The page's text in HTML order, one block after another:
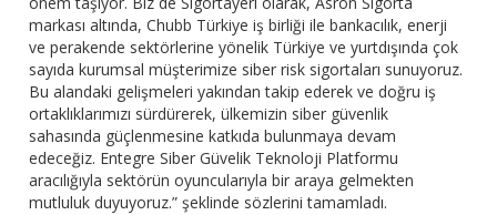
markası altında, Chubb Türkiye iş birliği ile bankacılık, enerji
ve perakende sektörlerine yönelik Türkiye ve yurtdışında çok
sayıda kurumsal müşterimize siber risk sigortaları sunuyoruz.
Bu alandaki gelişmeleri yakından takip ederek ve doğru iş
ortaklıklarımızı sürdürerek, ülkemizin siber güvenlik
sahasında güçlenmesine katkıda bulunmaya devam
edeceğiz. Entegre Siber Güvelik Teknoloji Platformu
aracılığıyla sektörün oyuncularıyla bir araya gelmekten
mutluluk duyuyoruz.” şeklinde sözlerini tamamladı.